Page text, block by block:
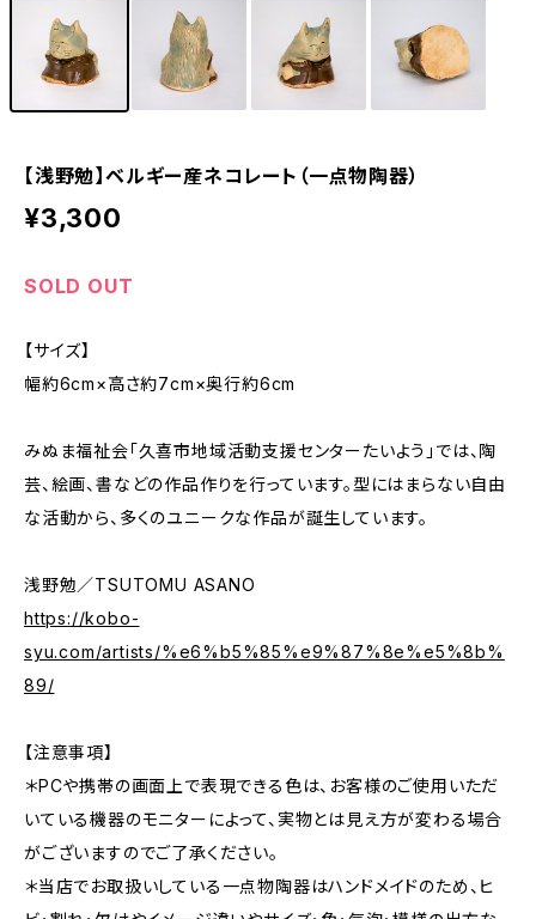
【浅野勉】ベルギー産ネコレート（一点物陶器）
¥3,300
SOLD OUT
【サイズ】
幅約6cm×高さ約7cm×奥行約6cm
みぬま福祉会「久喜市地域活動支援センターたいよう」では、陶
芸、絵画、書などの作品作りを行っています。型にはまらない自由
な活動から、多くのユニークな作品が誕生しています。
浅野勉／TSUTOMU ASANO
https://kobo-
syu.com/artists/%e6%b5%85%e9%87%8e%e5%8b%
89/
【注意事項】
＊PCや携帯の画面上で表現できる色は、お客様のご使用いただ
いている機器のモニターによって、実物とは見え方が変わる場合
がございますのでご了承ください。
＊当店でお取扱いしている一点物陶器はハンドメイドのため、ヒ